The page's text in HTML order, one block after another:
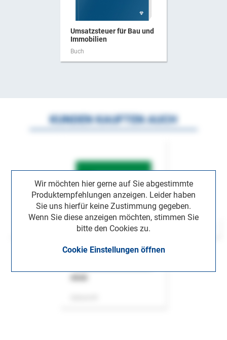
Umsatzsteuer für Bau und
Immobilien
Buch
Wir möchten hier gerne auf Sie abgestimmte
Produktempfehlungen anzeigen. Leider haben
Sie uns hierfür keine Zustimmung gegeben.
Wenn Sie diese anzeigen möchten, stimmen Sie
bitte den Cookies zu.
Cookie Einstellungen öffnen
KUNDEN KAUFTEN AUCH
ASok